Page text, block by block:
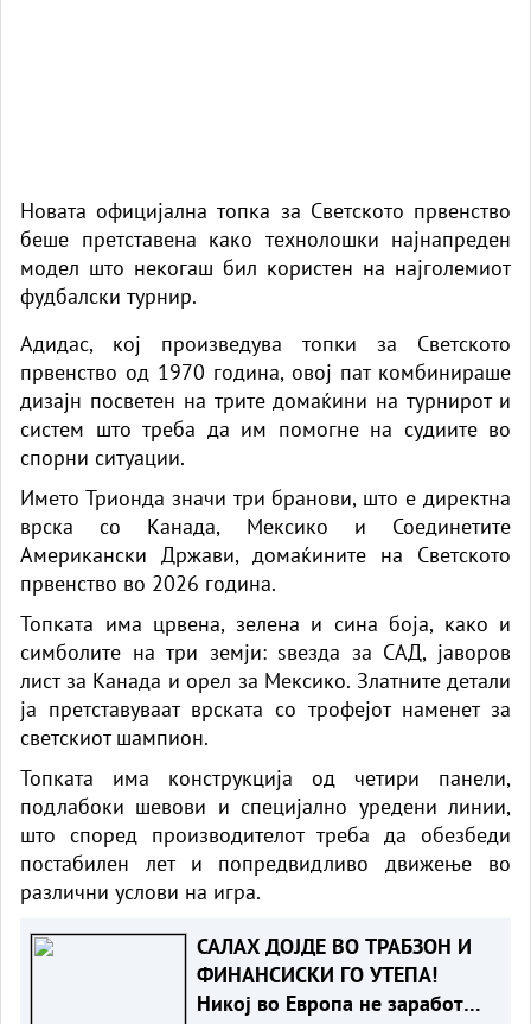
Новата официјална топка за Светското првенство
беше претставена како технолошки најнапреден
модел што некогаш бил користен на најголемиот
фудбалски турнир.
Адидас, кој произведува топки за Светското
првенство од 1970 година, овој пат комбинираше
дизајн посветен на трите домаќини на турнирот и
систем што треба да им помогне на судиите во
спорни ситуации.
Името Трионда значи три бранови, што е директна
врска со Канада, Мексико и Соединетите
Американски Држави, домаќините на Светското
првенство во 2026 година.
Топката има црвена, зелена и сина боја, како и
симболите на три земји: ѕвезда за САД, јаворов
лист за Канада и орел за Мексико. Златните детали
ја претставуваат врската со трофејот наменет за
светскиот шампион.
Топката има конструкција од четири панели,
подлабоки шевови и специјално уредени линии,
што според производителот треба да обезбеди
постабилен лет и попредвидливо движење во
различни услови на игра.
САЛАХ ДОЈДЕ ВО ТРАБЗОН И
ФИНАНСИСКИ ГО УТЕПА!
Никој во Европа не заработил